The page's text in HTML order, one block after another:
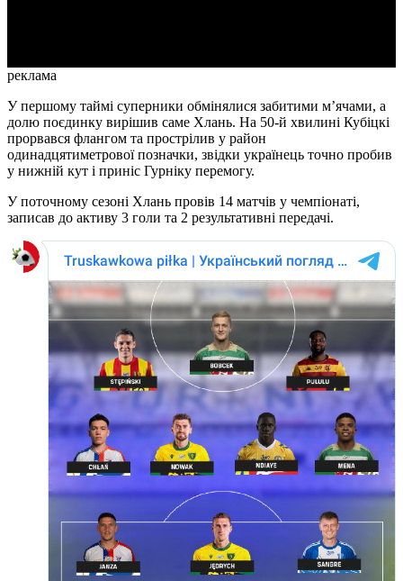
реклама
У першому таймі суперники обмінялися забитими м’ячами, а
долю поєдинку вирішив саме Хлань. На 50-й хвилині Кубіцкі
прорвався флангом та прострілив у район
одинадцятиметрової позначки, звідки українець точно пробив
у нижній кут і приніс Гурніку перемогу.
У поточному сезоні Хлань провів 14 матчів у чемпіонаті,
записав до активу 3 голи та 2 результативні передачі.